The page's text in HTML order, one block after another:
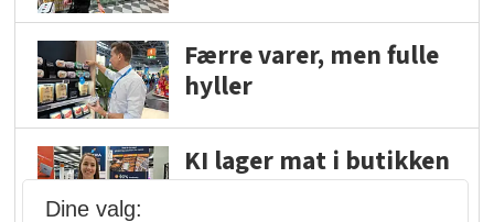
Færre varer, men fulle
hyller
KI lager mat i butikken
Dine valg: